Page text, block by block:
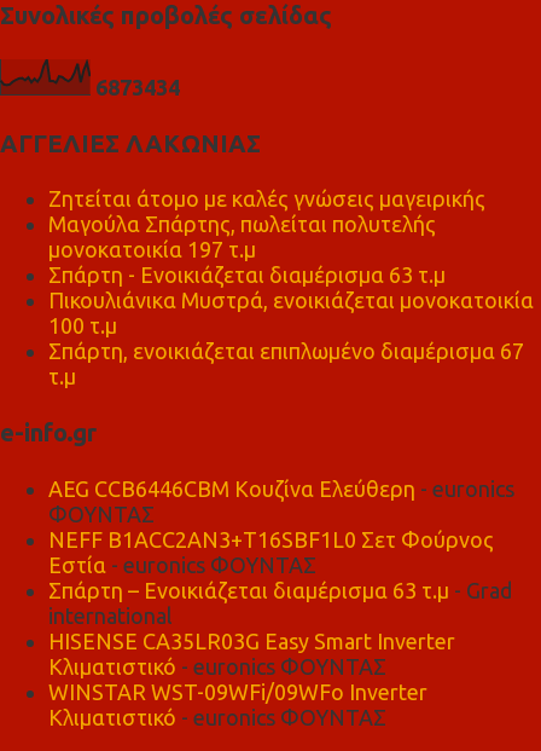
Συνολικές προβολές σελίδας
6873434
ΑΓΓΕΛΙΕΣ ΛΑΚΩΝΙΑΣ
Ζητείται άτομο με καλές γνώσεις μαγειρικής
Μαγούλα Σπάρτης, πωλείται πολυτελής
μονοκατοικία 197 τ.μ
Σπάρτη - Ενοικιάζεται διαμέρισμα 63 τ.μ
Πικουλιάνικα Μυστρά, ενοικιάζεται μονοκατοικία
100 τ.μ
Σπάρτη, ενοικιάζεται επιπλωμένο διαμέρισμα 67
τ.μ
e-info.gr
AEG CCB6446CBM Κουζίνα Ελεύθερη - euronics
ΦΟΥΝΤΑΣ
NEFF B1ACC2AN3+T16SBF1L0 Σετ Φούρνος
Εστία - euronics ΦΟΥΝΤΑΣ
Σπάρτη – Ενοικιάζεται διαμέρισμα 63 τ.μ - Grad
international
HISENSE CA35LR03G Easy Smart Inverter
Κλιματιστικό - euronics ΦΟΥΝΤΑΣ
WINSTAR WST-09WFi/09WFo Inverter
Κλιματιστικό - euronics ΦΟΥΝΤΑΣ